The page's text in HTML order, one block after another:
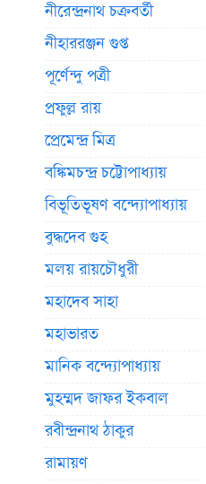
নীরেন্দ্রনাথ চক্রবর্তী
নীহাররঞ্জন গুপ্ত
পূর্ণেন্দু পত্রী
প্রফুল্ল রায়
প্রেমেন্দ্র মিত্র
বঙ্কিমচন্দ্র চট্টোপাধ্যায়
বিভূতিভূষণ বন্দ্যোপাধ্যায়
বুদ্ধদেব গুহ
মলয় রায়চৌধুরী
মহাদেব সাহা
মহাভারত
মানিক বন্দ্যোপাধ্যায়
মুহম্মদ জাফর ইকবাল
রবীন্দ্রনাথ ঠাকুর
রামায়ণ